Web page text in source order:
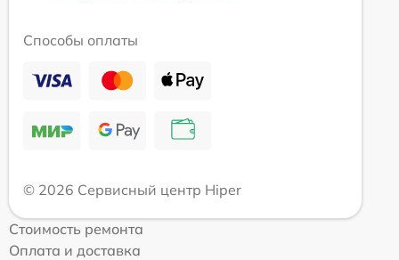
Способы оплаты
© 2026 Сервисный центр Hiper
Стоимость ремонта
Оплата и доставка